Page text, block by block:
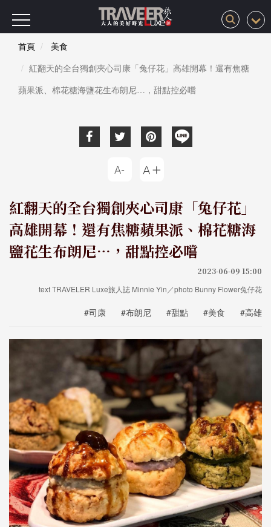
首頁
美食
紅翻天的全台獨創夾心司康「兔仔花」高雄開幕！還有焦糖
蘋果派、棉花糖海鹽花生布朗尼…，甜點控必嚐
紅翻天的全台獨創夾心司康「兔仔花」
高雄開幕！還有焦糖蘋果派、棉花糖海
鹽花生布朗尼…，甜點控必嚐
2023-06-09 15:00
text TRAVELER Luxe旅人誌 Minnie Yin／photo Bunny Flower兔仔花
#司康 #布朗尼 #甜點 #美食 #高雄